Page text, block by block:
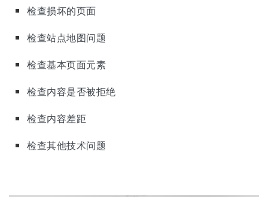
检查损坏的页面
检查站点地图问题
检查基本页面元素
检查内容是否被拒绝
检查内容差距
检查其他技术问题